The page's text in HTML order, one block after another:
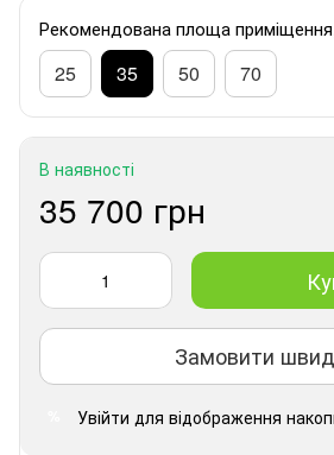
Рекомендована площа
25 35 50 70
В наявності
35 700 грн
Замовити
Увійти для відображення